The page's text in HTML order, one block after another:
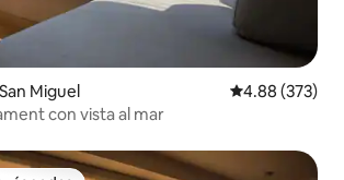
Miguel Calificación
4.88 (373)
con vista al mar